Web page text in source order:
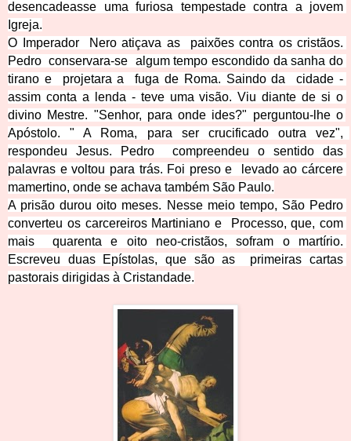
desencadeasse uma furiosa tempestade contra a jovem
Igreja.
O Imperador  Nero atiçava as  paixões contra os cristãos.
Pedro  conservara-se  algum tempo escondido da sanha do
tirano e  projetara a  fuga de Roma. Saindo da  cidade -
assim conta a lenda - teve uma visão. Viu diante de si o
divino Mestre. "Senhor, para onde ides?" perguntou-lhe o
Apóstolo. " A Roma, para ser crucificado outra vez",
respondeu Jesus. Pedro  compreendeu o sentido das
palavras e voltou para trás. Foi preso e  levado ao cárcere
mamertino, onde se achava também São Paulo.
A prisão durou oito meses. Nesse meio tempo, São Pedro
converteu os carcereiros Martiniano e  Processo, que, com
mais  quarenta e oito neo-cristãos, sofram o martírio.
Escreveu duas Epístolas, que são as  primeiras cart
pastorais dirigidas à Cristandade.